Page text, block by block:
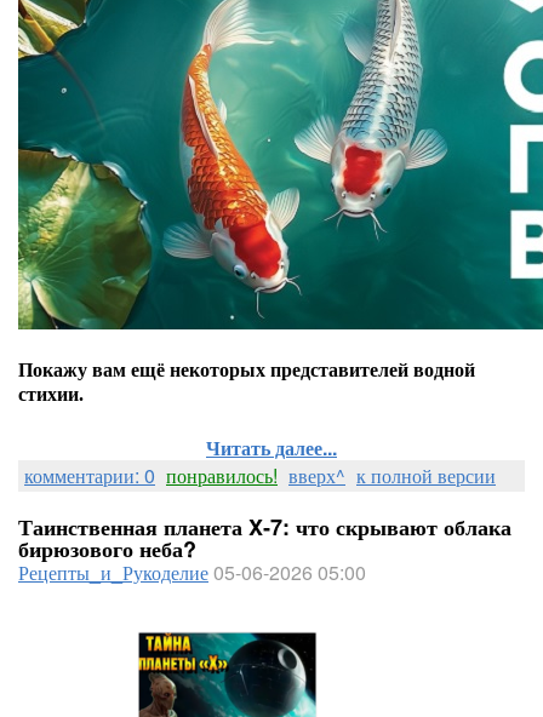
Покажу вам ещё некоторых представителей водной
стихии.
Читать далее...
комментарии: 0 понравилось! вверх^ к полной версии
Таинственная планета X‑7: что скрывают облака
бирюзового неба?
Рецепты_и_Рукоделие05-06-2026 05:00